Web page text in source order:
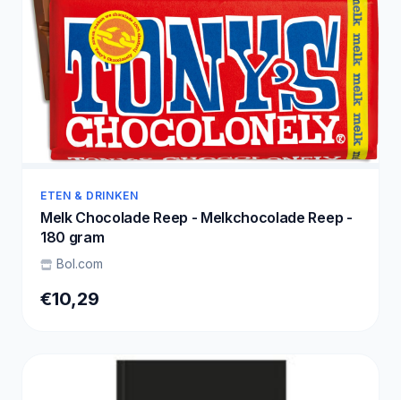
ETEN & DRINKEN
Melk Chocolade Reep - Melkchocolade Reep -
180 gram
Bol.com
€10,29